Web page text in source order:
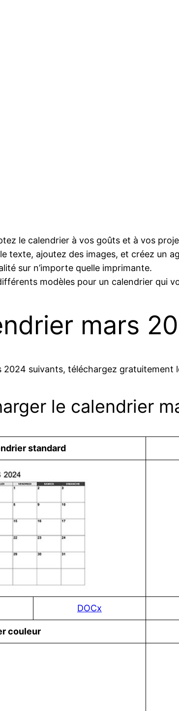
le calendrier à vos goûts et à vos
texte, ajoutez des images, et créez un
sur n’importe quelle imprimante.
modèles pour un calendrier qui
mars
2024 suivants, téléchargez
le calendrier
standard
DOCx
couleur